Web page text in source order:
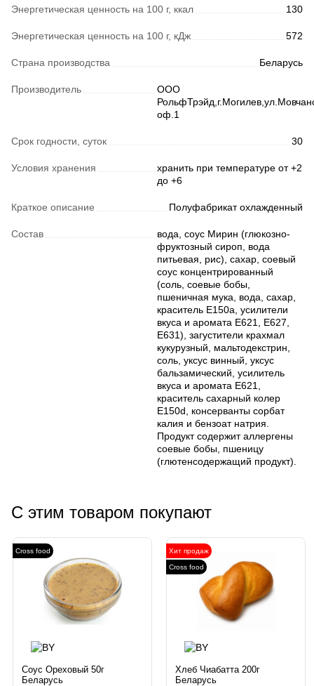
Энергетическая ценность на 100 г, ккал 130
Энергетическая ценность на 100 г, кДж 572
Страна производства Беларусь
Производитель
ООО
оф.1
Срок годности, суток 30
Условия хранения
хранить при температуре от +2
до +6
Краткое описание Полуфабрикат охлажденный
Состав
вода, соус Мирин (глюкозно-
фруктозный сироп, вода
питьевая, рис), сахар, соевый
соус концентрированный
(соль, соевые бобы,
пшеничная мука, вода, сахар,
краситель Е150а, усилители
вкуса и аромата Е621, Е627,
Е631), загустители крахмал
кукурузный, мальтодекстрин,
соль, уксус винный, уксус
бальзамический, усилитель
вкуса и аромата Е621,
краситель сахарный колер
E150d, консерванты сорбат
калия и бензоат натрия.
Продукт содержит аллергены
соевые бобы, пшеницу
(глютенсодержащий продукт).
С этим товаром покупают
Cross food
Соус Ореховый 50г
Беларусь
Хит продаж
Cross food
Хлеб Чиабатта 200г
Беларусь